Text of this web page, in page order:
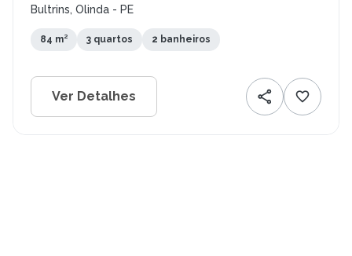
Bultrins, Olinda - PE
84 m² 3 quartos 2 banheiros
Ver Detalhes